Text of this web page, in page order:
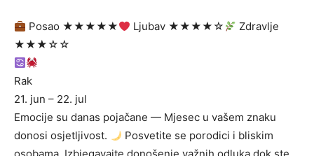
Posao ★★★★★ Ljubav ★★★★☆
Zdravlje
★★★☆☆
Rak
21. jun – 22. jul
Emocije su danas pojačane — Mjesec u vašem znaku
donosi osjetljivost.
Posvetite se porodici i bliskim